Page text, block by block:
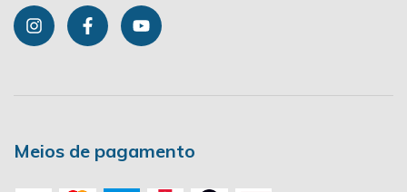
Meios de pagamento